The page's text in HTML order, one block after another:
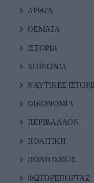
ΑΡΘΡΑ
ΘΕΜΑΤΑ
ΙΣΤΟΡΙΑ
ΚΟΙΝΩΝΙΑ
ΝΑΥΤΙΚΕΣ
ΟΙΚΟΝΟΜΙΑ
ΠΕΡΙΒΑΛΛΟΝ
ΠΟΛΙΤΙΚΗ
ΠΟΛΙΤΙΣΜΟΣ
ΦΩΤΟΡΕΠΟΡΤΑΖ